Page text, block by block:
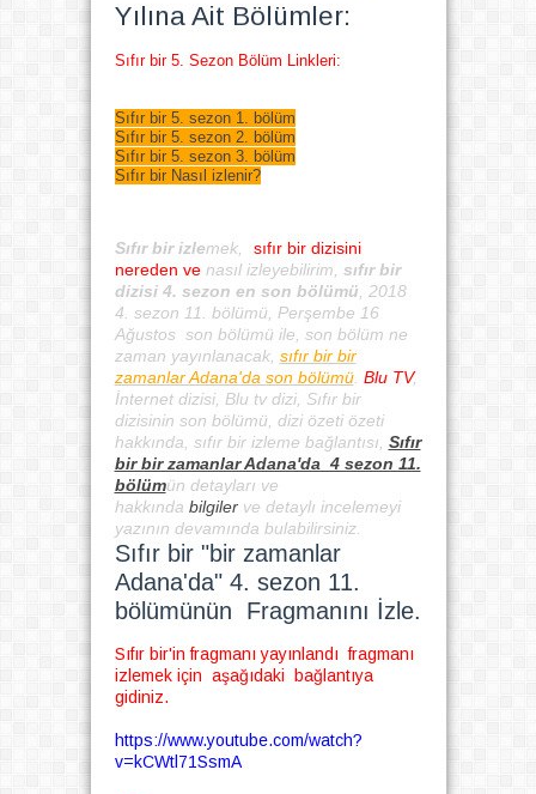
Yılına Ait Bölümler:
Sıfır bir 5. Sezon Bölüm Linkleri:
Sıfır bir 5. sezon 1. bölüm
Sıfır bir 5. sezon 2. bölüm
Sıfır bir 5. sezon 3. bölüm
Sıfır bir Nasıl izlenir?
Sıfır bir izlemek,
sıfır bir dizisini
nereden ve nasıl izleyebilirim, sıfır bir
dizisi 4. sezon en son bölümü, 2018
4. sezon 11. bölümü, Perşembe 16
Ağustos son bölümü ile, son bölüm ne
zaman yayınlanacak, sıfır bir bir
zamanlar Adana'da son bölümü. Blu TV,
İnternet dizisi, Blu tv dizi, Sıfır bir
dizisinin son bölümü, dizi özeti özeti
hakkında, sıfır bir izleme bağlantısı, Sıfır
bir bir zamanlar Adana'da 4 sezon 11.
bölümün detayları ve
hakkında bilgilerve detaylı incelemeyi
yazının devamında bulabilirsiniz.
Sıfır bir "bir zamanlar
Adana'da" 4. sezon 11.
bölümünün Fragmanını İzle.
Sıfır bir'in fragmanı yayınlandı fragmanı
izlemek için aşağıdaki bağlantıya
gidiniz.
https://www.youtube.com/watch?
v=kCWtl71SsmA